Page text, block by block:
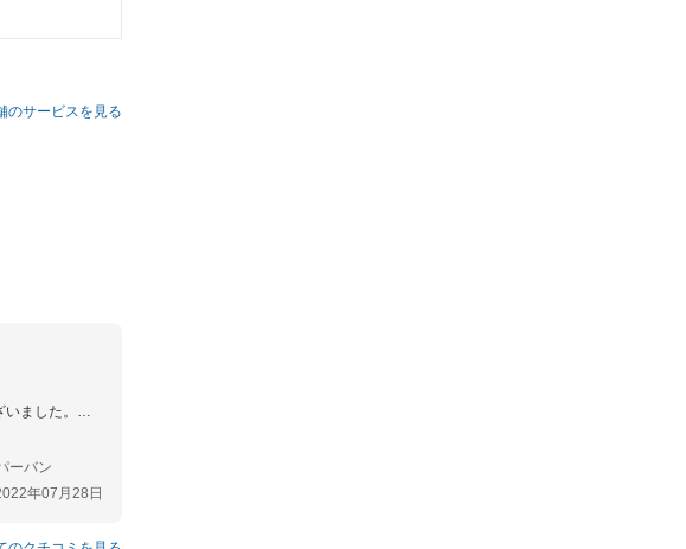
のサービスを見る
いました。…
ーバン
年07月28日